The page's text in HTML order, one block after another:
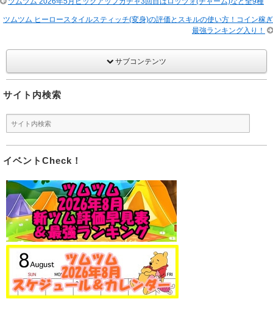
ツムツム ヒーロースタイルスティッチ(変身)の評価とスキルの使い方！コイン稼ぎ
最強ランキング入り！
サブコンテンツ
サイト内検索
イベントCheck！